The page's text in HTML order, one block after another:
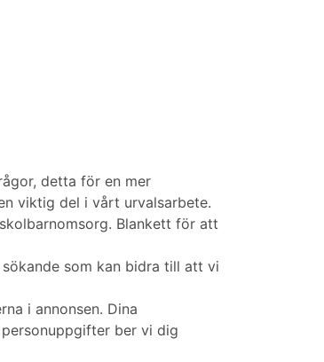
detta för en mer
viktig del i vårt urvalsarbete.
Blankett för att
som kan bidra till att vi
i annonsen. Dina
ber vi dig